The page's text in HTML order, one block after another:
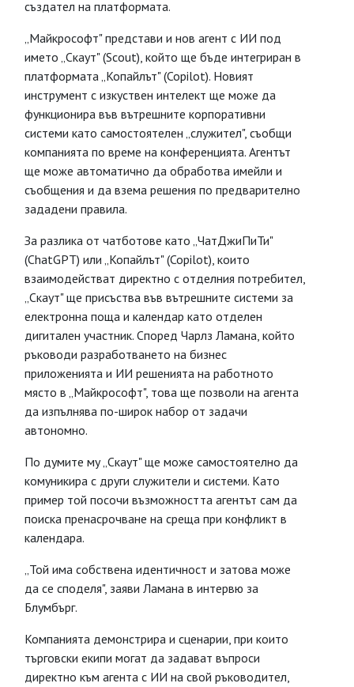
създател на платформата.
„Майкрософт" представи и нов агент с ИИ под
името „Скаут" (Scout), който ще бъде интегриран в
платформата „Копайлът" (Copilot). Новият
инструмент с изкуствен интелект ще може да
функционира във вътрешните корпоративни
системи като самостоятелен „служител", съобщи
компанията по време на конференцията. Агентът
ще може автоматично да обработва имейли и
съобщения и да взема решения по предварително
зададени правила.
За разлика от чатботове като „ЧатДжиПиТи"
(ChatGPT) или „Копайлът" (Copilot), които
взаимодействат директно с отделния потребител,
„Скаут" ще присъства във вътрешните системи за
електронна поща и календар като отделен
дигитален участник. Според Чарлз Ламана, който
ръководи разработването на бизнес
приложенията и ИИ решенията на работното
място в „Майкрософт", това ще позволи на агента
да изпълнява по-широк набор от задачи
автономно.
По думите му „Скаут" ще може самостоятелно да
комуникира с други служители и системи. Като
пример той посочи възможността агентът сам да
поиска пренасрочване на среща при конфликт в
календара.
„Той има собствена идентичност и затова може
да се споделя", заяви Ламана в интервю за
Блумбърг.
Компанията демонстрира и сценарии, при които
търговски екипи могат да задават въпроси
директно към агента с ИИ на свой ръководител,